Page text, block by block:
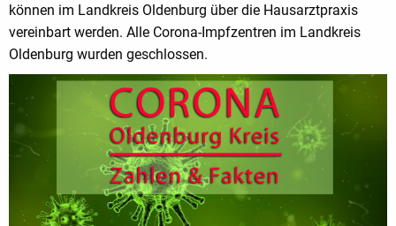
können im Landkreis Oldenburg über die Hausarztpraxis
vereinbart werden. Alle Corona-Impfzentren im Landkreis
Oldenburg wurden geschlossen.